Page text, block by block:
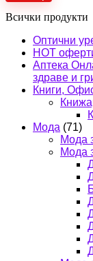
Всички продукти
Оптични
HOT
Аптека
здраве и
Книги,
Мода (71)
Мода
Мода